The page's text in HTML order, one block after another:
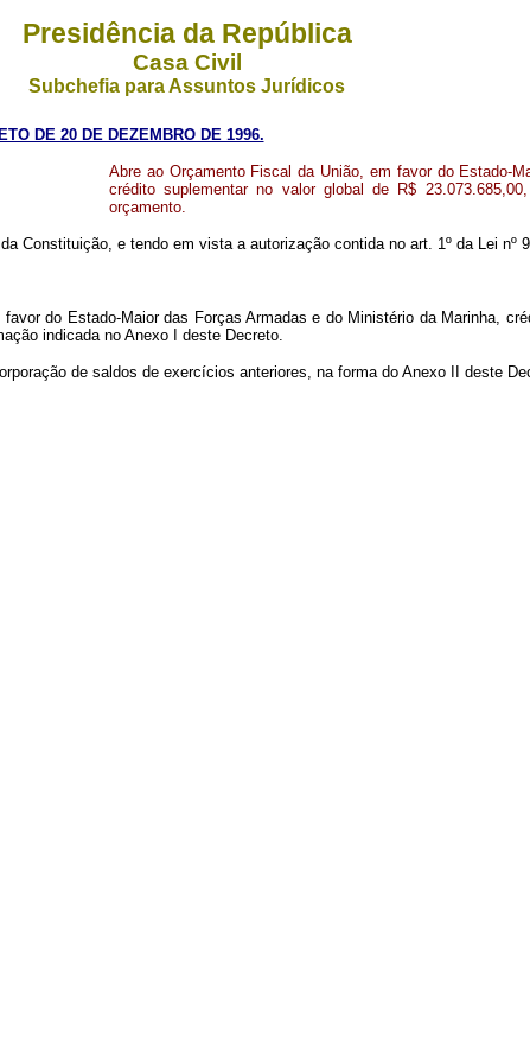
Presidência da República
Casa Civil
Subchefia para Assuntos Jurídicos
DE 20 DE DEZEMBRO DE 1996.
Abre ao Orçamento Fiscal da União, em favor do Estado-
crédito suplementar no valor global de R$
orçamento.
Constituição, e tendo em vista a autorização contida no art. 1º da Lei nº
favor do Estado-Maior das Forças Armadas e do Ministério da Marinha,
indicada no Anexo I deste Decreto.
de saldos de exercícios anteriores, na forma do Anexo II deste